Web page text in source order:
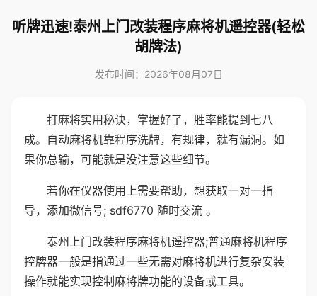
听牌迅速!泰州上门改装程序麻将机遥控器(轻松
胡牌法)
发布时间：2026年08月07日
打麻将实用秘诀，掌握好了，胜率能提到七八
成。自动麻将机靠程序洗牌，有规律，就有漏洞。如
果你总输，可能就是没注意这些细节。
若你在仪器使用上需要帮助，想获取一对一指
导，添加微信号; sdf6770 随时交流 。
泰州上门改装程序麻将机遥控器;普通麻将机程序
控牌器一般是指通过一些无需对麻将机进行复杂安装
操作就能实现控制麻将牌功能的设备或工具。